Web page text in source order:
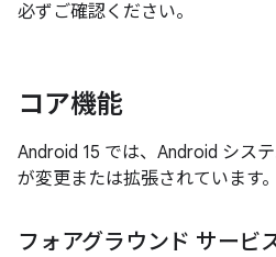
必ずご確認ください。
コア機能
Android 15 では、Android シス
が変更または拡張されています。
フォアグラウンド サービ